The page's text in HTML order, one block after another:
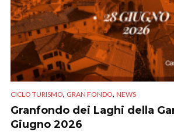
CICLO TURISMO, GRAN FONDO, NEWS
Granfondo dei Laghi della
Giugno 2026